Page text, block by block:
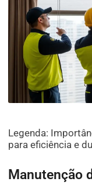
Legenda:
para eficiência e
Manutenção